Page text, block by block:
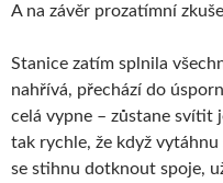
A na závěr prozatímní
Stanice zatím splnila
nahřívá, přechází do
celá vypne – zůstane svítit
tak rychle, že když
se stihnu dotknout spoje,